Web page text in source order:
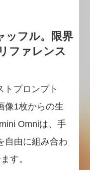
ッフル。限界
ファレンス
トプロンプト
像1枚からの生
Omniは、手
自由に組み合わ
す。